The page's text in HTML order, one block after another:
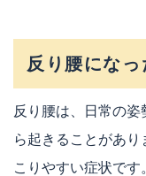
反り腰になっ
反り腰は、日常の
ら起きることがあ
こりやすい症状で